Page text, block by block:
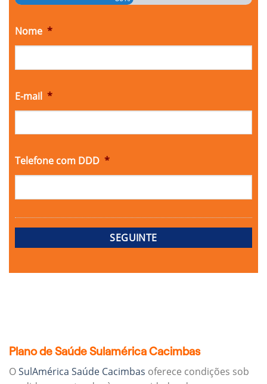
Nome *
E-mail *
Telefone com DDD *
Plano de Saúde Sulamérica Cacimbas
OSulAmérica Saúde Cacimbas oferece condições sob